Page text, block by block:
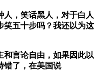
人，笑话黑人，对于白人
笑五十步吗？我还以为这
和言论自由，如果因此以
错了，在美国说